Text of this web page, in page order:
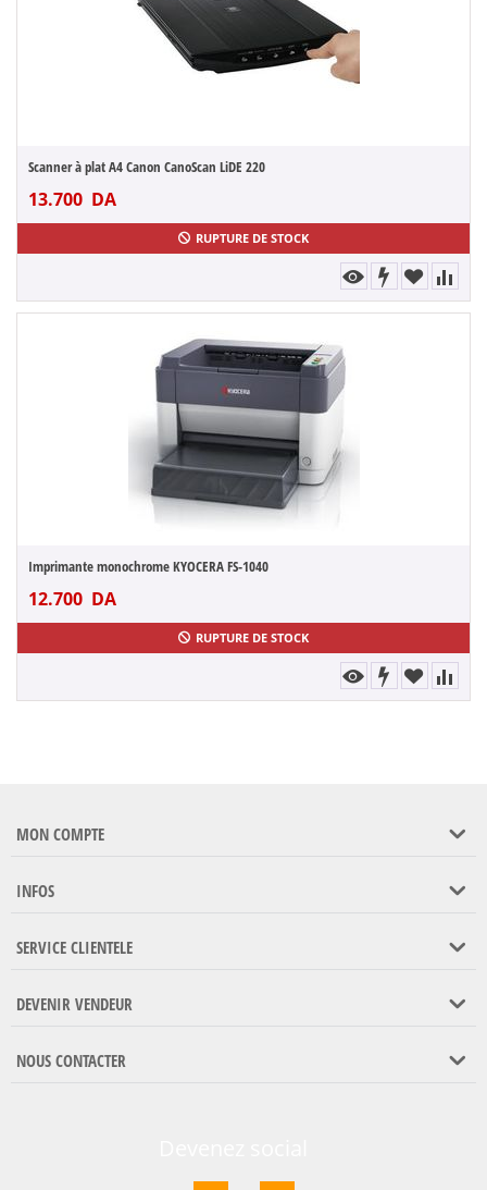
Scanner à plat A4 Canon CanoScan LiDE 220
13.700 DA
RUPTURE DE STOCK
Imprimante monochrome KYOCERA FS-1040
12.700 DA
RUPTURE DE STOCK
MON COMPTE
INFOS
SERVICE CLIENTELE
DEVENIR VENDEUR
NOUS CONTACTER